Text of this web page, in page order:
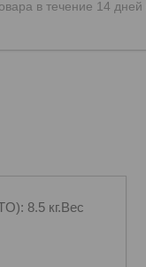
в течение 14 дней
8.5 кг.Вес